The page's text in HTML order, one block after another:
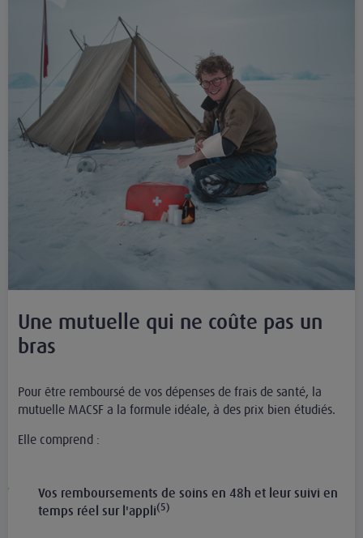
Une mutuelle qui ne coûte pas un
bras
Pour être remboursé de vos dépenses de frais de santé, la
mutuelle MACSF a la formule idéale, à des prix bien étudiés.
Elle comprend :
Vos remboursements de soins en 48h et leur suivi en
temps réel sur l'appli​(5)